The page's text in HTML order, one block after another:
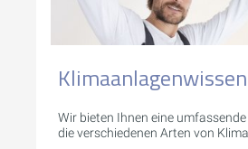
Klimaanlagenwissen
Wir bieten Ihnen eine
die verschiedenen Arten von